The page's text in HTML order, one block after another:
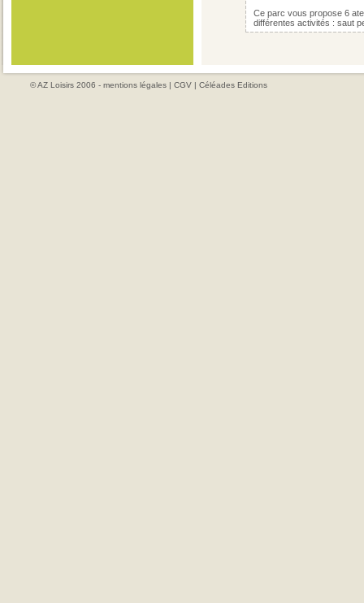
Ce parc vous propose 6
différentes activités : saut
© AZ Loisirs 2006 - mentions légales | CGV | Céléades Editions